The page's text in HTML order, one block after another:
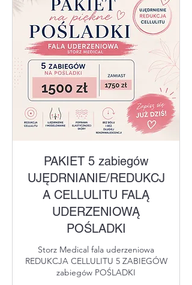
PAKIET 5 zabiegów
UJĘDRNIANIE/REDUKCJ
A CELLULITU FALĄ
UDERZENIOWĄ
POŚLADKI
Storz Medical fala uderzeniowa
REDUKCJA CELLULITU 5 ZABIEGÓW
zabiegów POŚLADKI